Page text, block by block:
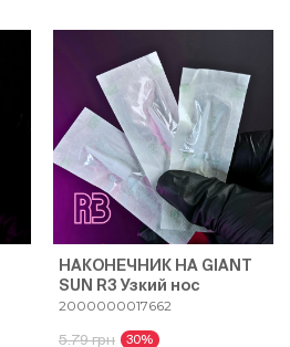
НАКОНЕЧНИК НА GIANT
SUN R3 Узкий нос
2000000017662
5.79 грн 30%